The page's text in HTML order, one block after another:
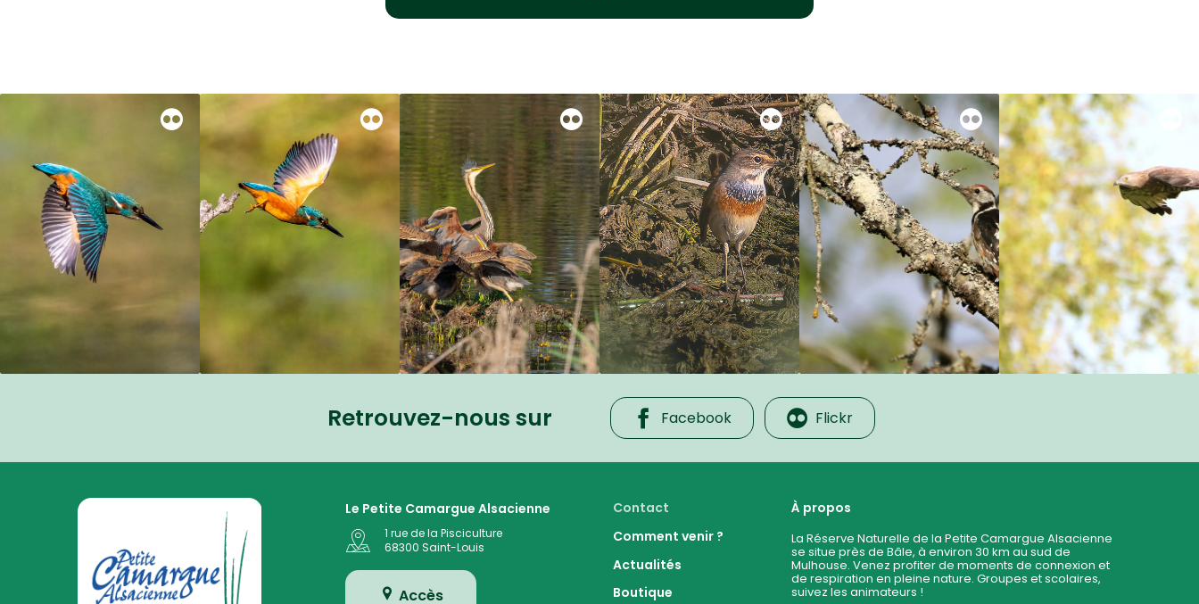
Retrouvez-nous sur Facebook Flickr
La Petite Camargue Alsacienne Réserve Naturelle au cœur de la plaine rhénane alluviale
Le Petite Camargue Alsacienne
1 rue de la Pisciculture
68300 Saint-Louis
Accès
Contact
Comment venir ?
Actualités
Boutique
À propos
La Réserve Naturelle de la Petite Camargue Alsacienne
se situe près de Bâle, à environ 30 km au sud de
Mulhouse. Venez profiter de moments de connexion et
de respiration en pleine nature. Groupes et scolaires,
suivez les animateurs !